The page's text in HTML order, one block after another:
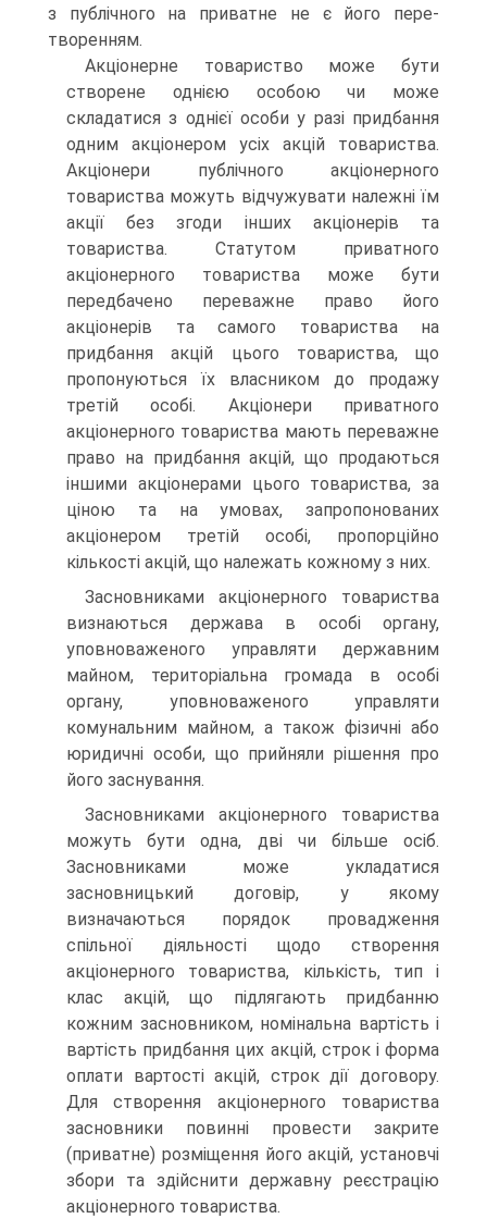
з публічного на приватне не є його пере­
творенням.
Акціонерне товариство може бути
створене однією особою чи може
складатися з однієї особи у разі придбання
одним акціонером усіх акцій товариства.
Акціонери публічного акціонерного
товариства можуть відчужувати належні їм
акції без згоди інших акціонерів та
товариства. Статутом приватного
акціонерного товариства може бути
передбачено переважне право його
акціонерів та самого товариства на
придбання акцій цього товариства, що
пропонуються їх власником до продажу
третій особі. Акціонери приватного
акціонерного товариства мають переважне
право на придбання акцій, що продаються
іншими акціонерами цього товариства, за
ціною та на умовах, запропонованих
акціонером третій особі, пропорційно
кількості акцій, що належать кожному з них.
Засновниками акціонерного товариства
визнаються держава в особі органу,
уповноваженого управляти державним
майном, терито­ріальна громада в особі
органу, уповноваженого управляти
комуналь­ним майном, а також фізичні або
юридичні особи, що прийняли рі­шення про
його заснування.
Засновниками акціонерного товариства
можуть бути одна, дві чи більше осіб.
Засновниками може укладатися
засновницький дого­вір, у якому
визначаються порядок провадження
спільної діяльності щодо створення
акціонерного товариства, кількість, тип і
клас акцій, що підлягають придбанню
кожним засновником, номінальна вартість і
вартість придбання цих акцій, строк і форма
оплати вартості акцій, строк дії договору.
Для створення акціонерного товариства
засновни­ки повинні провести закрите
(приватне) розміщення його акцій, уста­новчі
збори та здійснити державну реєстрацію
акціонерного товарист­ва.